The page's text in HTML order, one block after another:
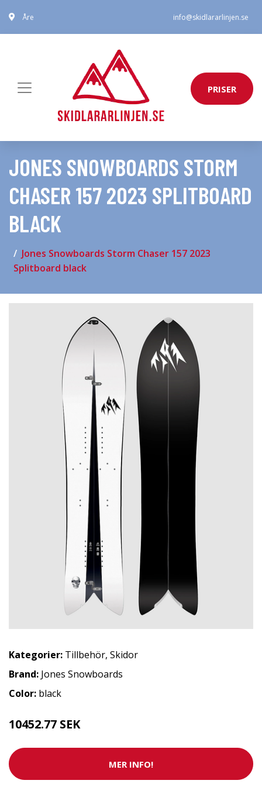
Åre info@skidlararlinjen.se
PRISER
JONES SNOWBOARDS STORM
CHASER 157 2023 SPLITBOARD
BLACK
Jones Snowboards Storm Chaser 157 2023
Splitboard black
Kategorier: Tillbehör, Skidor
Brand: Jones Snowboards
Color: black
10452.77 SEK
MER INFO!